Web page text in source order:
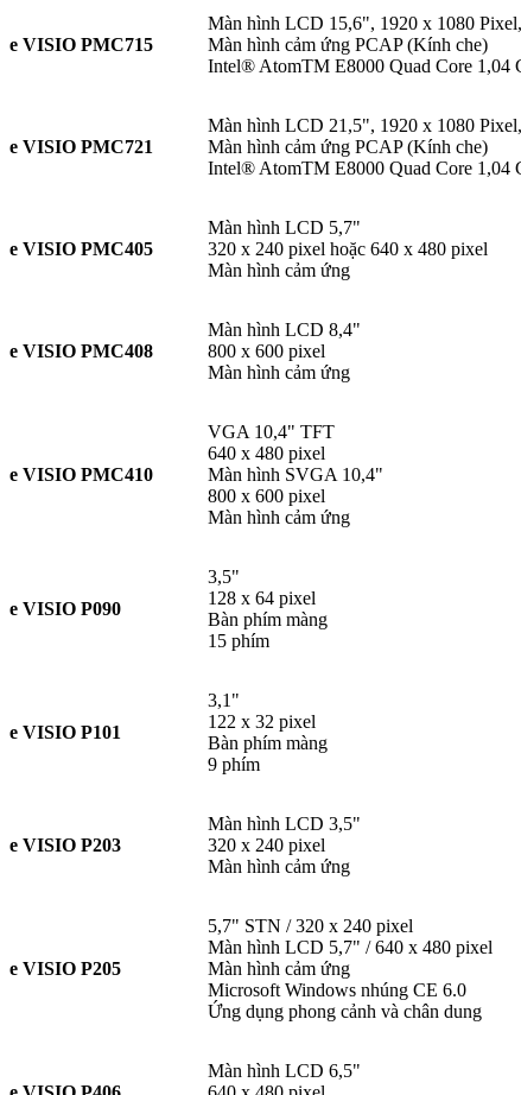
e VISIO PMC715
Màn hình LCD 15,6", 1920 x 1080
Màn hình cảm ứng PCAP (Kính che)
Intel® AtomTM E8000 Quad Core 1,04
e VISIO PMC721
Màn hình LCD 21,5", 1920 x 1080
Màn hình cảm ứng PCAP (Kính che)
Intel® AtomTM E8000 Quad Core 1,04
e VISIO PMC405
Màn hình LCD 5,7"
320 x 240 pixel hoặc 640 x 480 pixel
Màn hình cảm ứng
e VISIO PMC408
Màn hình LCD 8,4"
800 x 600 pixel
Màn hình cảm ứng
e VISIO PMC410
VGA 10,4" TFT
640 x 480 pixel
Màn hình SVGA 10,4"
800 x 600 pixel
Màn hình cảm ứng
e VISIO P090
3,5"
128 x 64 pixel
Bàn phím màng
15 phím
e VISIO P101
3,1"
122 x 32 pixel
Bàn phím màng
9 phím
e VISIO P203
Màn hình LCD 3,5"
320 x 240 pixel
Màn hình cảm ứng
e VISIO P205
5,7" STN / 320 x 240 pixel
Màn hình LCD 5,7" / 640 x 480 pixel
Màn hình cảm ứng
Microsoft Windows nhúng CE 6.0
Ứng dụng phong cảnh và chân dung
Màn hình LCD 6,5"